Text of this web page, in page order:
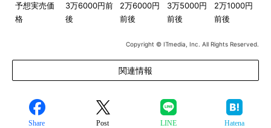
予想実売価
格
3万6000円前
後
2万6000円
前後
3万5000円
前後
2万1000円
前後
Copyright © ITmedia, Inc. All Rights Reserved.
関連情報
Share Post LINE Hatena